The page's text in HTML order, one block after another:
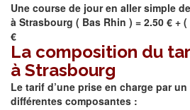
Une course de jour en aller simple
à Strasbourg ( Bas Rhin ) = 2.50 € +
€
La composition du
à Strasbourg
Le tarif d’une prise en charge par
différentes composantes :